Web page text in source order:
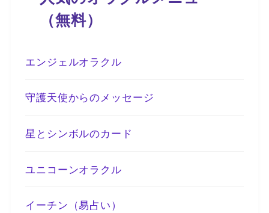
（無料）
エンジェルオラクル
守護天使からのメッセージ
星とシンボルのカード
ユニコーンオラクル
イーチン（易占い）